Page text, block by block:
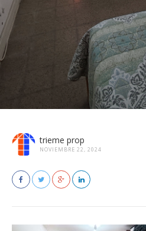
trieme prop
NOVIEMBRE 22, 2024